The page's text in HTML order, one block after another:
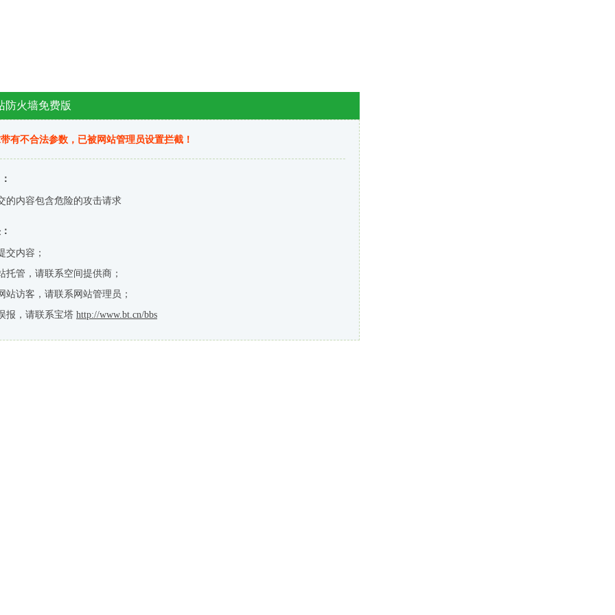
防火墙免费版
有不合法参数，已被网站管理员设置拦截！
的内容包含危险的攻击请求
交内容；
托管，请联系空间提供商；
站访客，请联系网站管理员；
报，请联系宝塔 http://www.bt.cn/bbs